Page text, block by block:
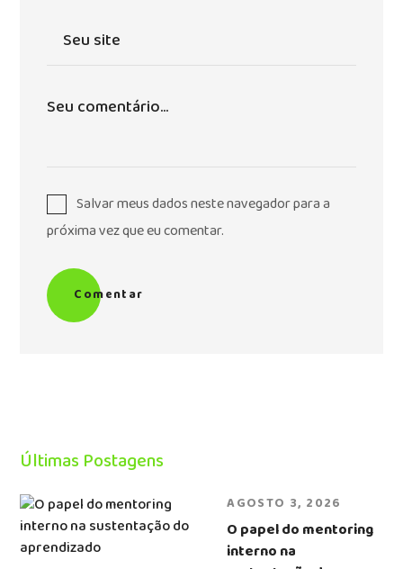
Salvar meus dados neste navegador para a
próxima vez que eu comentar.
Comentar
Últimas Postagens
AGOSTO 3, 2026
O papel do mentoring
interno na